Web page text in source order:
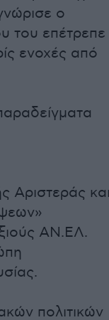
ο
του επέτρεπε
ενοχές από
Αριστεράς
ΑΝ.ΕΛ.
πολιτικών